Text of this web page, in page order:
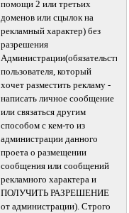
помощи 2 или третьих
доменов или сцылок на
рекламный характер) без
разрешения
Администрации(обязательства
пользователя, который
хочет разместить рекламу -
написать личное сообщение
или связаться другим
способом с кем-то из
администрации данного
проета о размещении
сообщения или сообщений
рекламного характера и
ПОЛУЧИТЬ РАЗРЕШЕНИЕ
от администрации). Строго